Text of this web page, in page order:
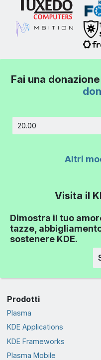
Fai una donazione
Altri
Visita il
Dimostra il tuo
tazze,
sostenere KDE.
Prodotti
Plasma
KDE Applications
KDE Frameworks
Plasma Mobile